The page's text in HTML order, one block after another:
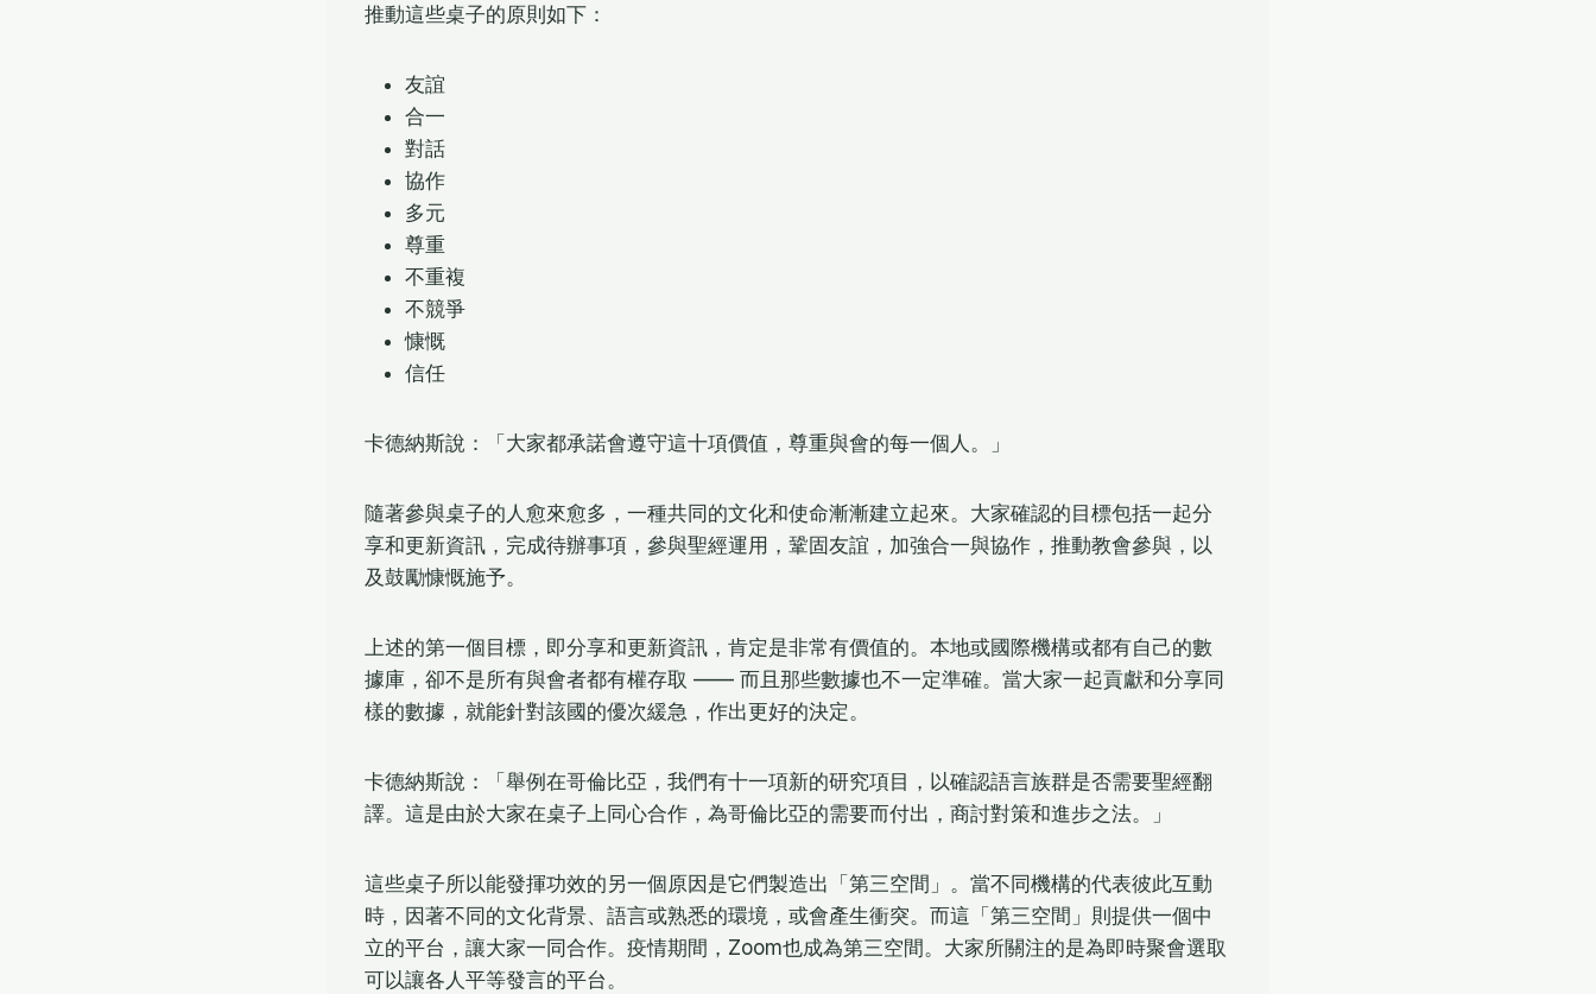
推動這些桌子的原則如下：
友誼
合一
對話
協作
多元
尊重
不重複
不競爭
慷慨
信任
卡德納斯說：「大家都承諾會遵守這十項價值，尊重與會的每一個人。」
隨著參與桌子的人愈來愈多，一種共同的文化和使命漸漸建立起來。大家確認的目標包括一起分
享和更新資訊，完成待辦事項，參與聖經運用，鞏固友誼，加強合一與協作，推動教會參與，以
及鼓勵慷慨施予。
上述的第一個目標，即分享和更新資訊，肯定是非常有價值的。本地或國際機構或都有自己的數
據庫，卻不是所有與會者都有權存取 —— 而且那些數據也不一定準確。當大家一起貢獻和分享同
樣的數據，就能針對該國的優次緩急，作出更好的決定。
卡德納斯說：「舉例在哥倫比亞，我們有十一項新的研究項目，以確認語言族群是否需要聖經翻
譯。這是由於大家在桌子上同心合作，為哥倫比亞的需要而付出，商討對策和進步之法。」
這些桌子所以能發揮功效的另一個原因是它們製造出「第三空間」。當不同機構的代表彼此互動
時，因著不同的文化背景、語言或熟悉的環境，或會產生衝突。而這「第三空間」則提供一個中
立的平台，讓大家一同合作。疫情期間，Zoom也成為第三空間。大家所關注的是為即時聚會選取
可以讓各人平等發言的平台。